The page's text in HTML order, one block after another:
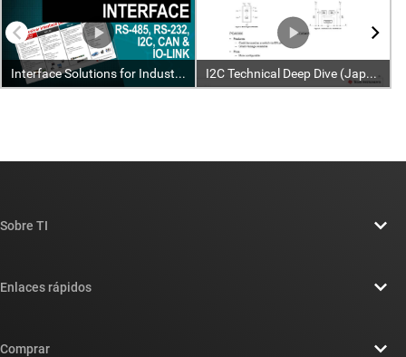
Sobre TI
Sala de redacción
Enlaces rápidos
Comprar